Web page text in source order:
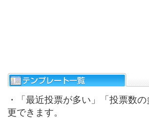
・「最近投票が多い」「投票数
更できます。